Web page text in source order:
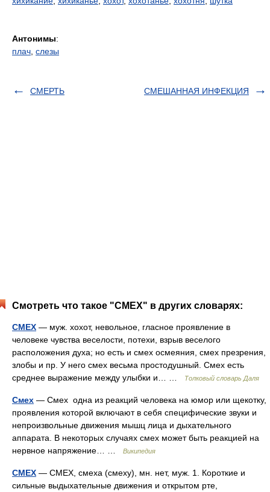
Антонимы:
плач слезы
СМЕРТЬ СМЕШАННАЯ ИНФЕКЦИЯ
Смотреть что такое "СМЕХ" в других словарях:
СМЕХ — муж. хохот, невольное, гласное проявление в
человеке чувства веселости, потехи, взрыв веселого
расположения духа; но есть и смех осмеяния, смех презрения,
злобы и пр. У него смех весьма простодушный. Смех есть
среднее выражение между улыбки и… …
Толковый словарь Даля
Смех — Смех одна из реакций человека на юмор или щекотку,
проявления которой включают в себя специфические звуки и
непроизвольные движения мышц лица и дыхательного
аппарата. В некоторых случаях смех может быть реакцией на
нервное напряжение… …
Википедия
СМЕХ — СМЕХ, смеха (смеху), мн. нет, муж. 1. Короткие и
сильные выдыхательные движения и открытом рте,